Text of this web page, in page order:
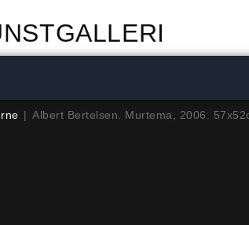
| Albert Bertelsen. Murtema, 2006.